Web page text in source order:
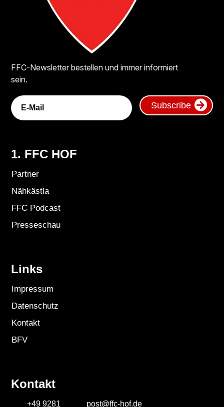
FFC-Newsletter bestellen und immer informiert
sein.
Subscribe
1. FFC HOF
Partner
Nähkästla
FFC Podcast
Presseschau
Links
Impressum
Datenschutz
Kontakt
BFV
Kontakt
+49 9281 post@ffc-hof.de